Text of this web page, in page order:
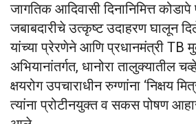
जागतिक आदिवासी दिनानिमित्त कोडापे
जबाबदारीचे उत्कृष्ट उदाहरण घालून
यांच्या प्रेरणेने आणि प्रधानमंत्री TB
अभियानांतर्गत, धानोरा तालुक्यातील
क्षयरोग उपचाराधीन रुग्णांना ‘निक्षय
त्यांना प्रोटीनयुक्त व सकस पोषण